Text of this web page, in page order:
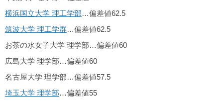
横浜国立大学 理工学部…偏差値62.5
筑波大学 理工学群…偏差値62.5
お茶の水女子大学 理学部…偏差値60
広島大学 理学部…偏差値60
名古屋大学 理学部…偏差値57.5
埼玉大学 理学部…偏差値55